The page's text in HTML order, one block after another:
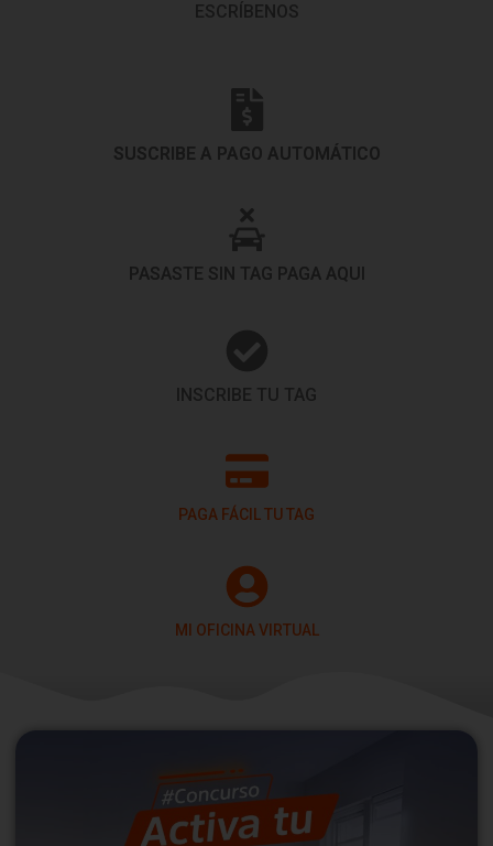
ESCRÍBENOS
SUSCRIBE A PAGO AUTOMÁTICO
PASASTE SIN TAG PAGA AQUI
INSCRIBE TU TAG
PAGA FÁCIL TU TAG
MI OFICINA VIRTUAL